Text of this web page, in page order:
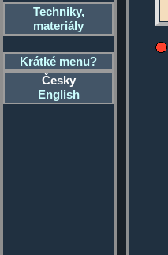
Techniky,
materiály
Krátké menu?
Česky
English